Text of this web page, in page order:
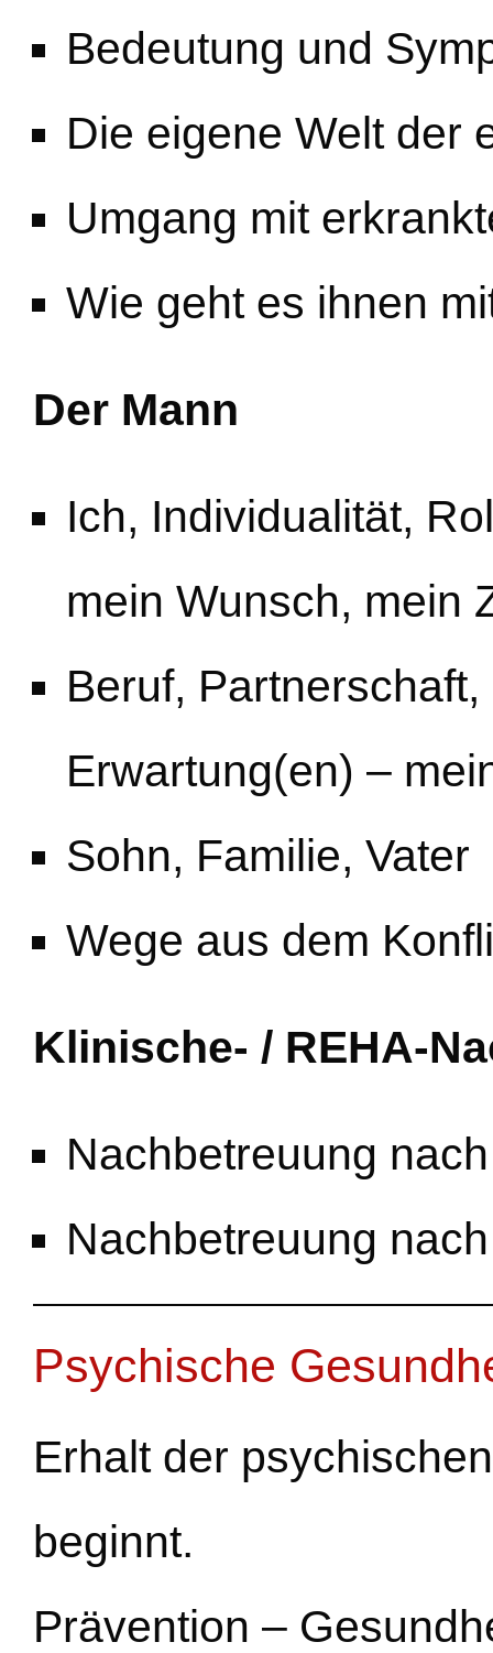
Bedeutung und
Die eigene Welt der
Umgang mit
Wie geht es ihnen
Der Mann
Ich, Individualität,
mein Wunsch, mein
Beruf,
Erwartung(en) –
Sohn, Familie, Vater
Wege aus dem
Klinische- / REHA-
Nachbetreuung
Nachbetreuung
Psychische
Erhalt der
beginnt.
Prävention –